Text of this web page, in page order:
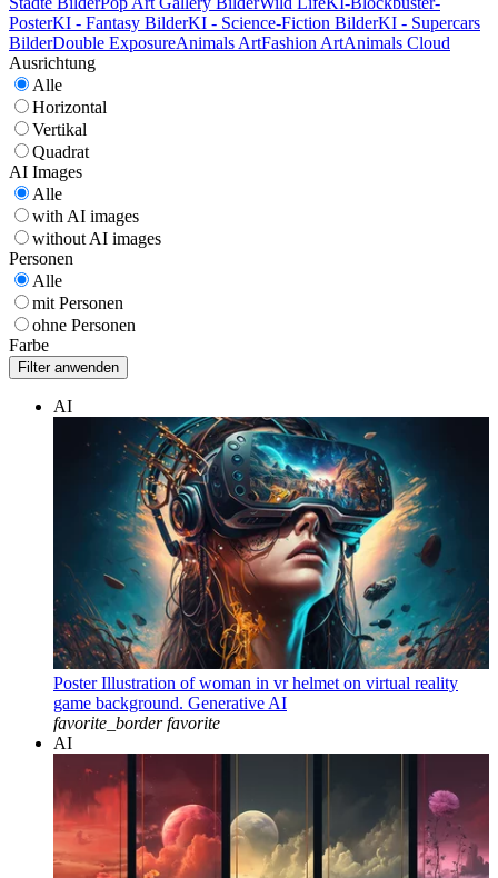
PosterKI - Fantasy BilderKI - Science-Fiction BilderKI - Supercars
BilderDouble ExposureAnimals ArtFashion ArtAnimals Cloud
Ausrichtung
Alle
Horizontal
Vertikal
Quadrat
AI Images
Alle
with AI images
without AI images
Personen
Alle
mit Personen
ohne Personen
Farbe
AI
Poster Illustration of woman in vr helmet on virtual reality
game background. Generative AI
favorite_border favorite
AI